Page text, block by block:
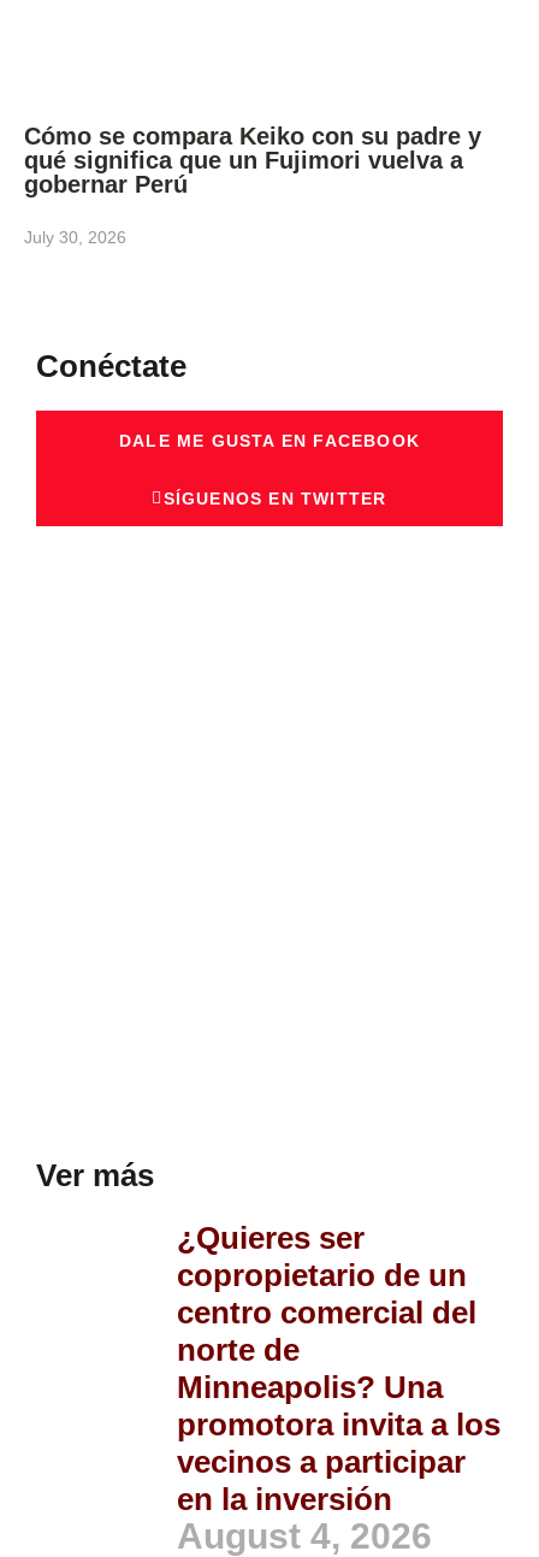
Cómo se compara Keiko con su padre y
qué significa que un Fujimori vuelva a
gobernar Perú
July 30, 2026
Conéctate
DALE ME GUSTA EN FACEBOOK
SÍGUENOS EN TWITTER
Ver más
¿Quieres ser
copropietario de un
centro comercial del
norte de
Minneapolis? Una
promotora invita a los
vecinos a participar
en la inversión
August 4, 2026